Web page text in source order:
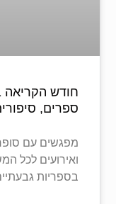
חודש הקריאה
ספרים,
מפגשים עם
ואירועים לכל
בספריות